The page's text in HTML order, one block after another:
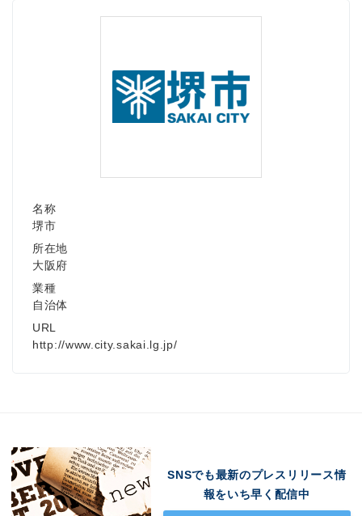
名称
堺市
所在地
大阪府
業種
自治体
URL
http://www.city.sakai.lg.jp/
SNSでも最新のプレスリリース情
報をいち早く配信中